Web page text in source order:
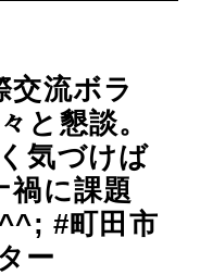
交流ボラ
と懇談。
気づけば
禍に課題
#町田市
ー